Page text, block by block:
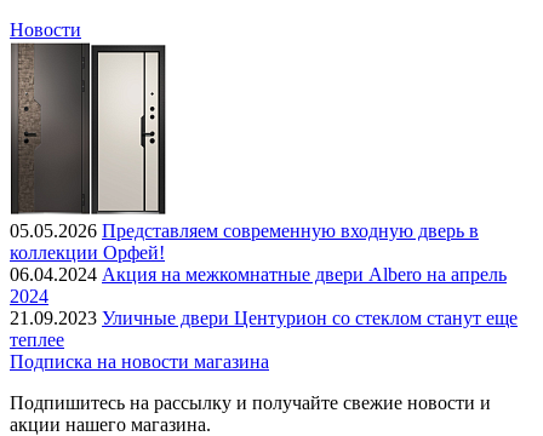
Новости
05.05.2026 Представляем современную входную дверь в
коллекции Орфей!
06.04.2024 Акция на межкомнатные двери Albero на апрель
2024
21.09.2023 Уличные двери Центурион со стеклом станут еще
теплее
Подписка на новости магазина
Подпишитесь на рассылку и получайте свежие новости и
акции нашего магазина.